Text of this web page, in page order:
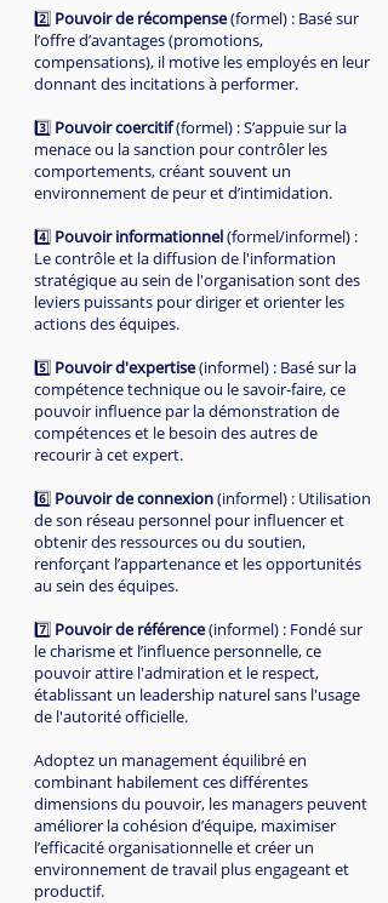
2️⃣ Pouvoir de récompense(formel) : Basé sur
l’offre d’avantages (promotions,
compensations), il motive les employés en leur
donnant des incitations à performer.
3️⃣ Pouvoir coercitif(formel) : S’appuie sur la
menace ou la sanction pour contrôler les
comportements, créant souvent un
environnement de peur et d’intimidation.
4️⃣ Pouvoir informationnel(formel/informel) :
Le contrôle et la diffusion de l'information
stratégique au sein de l'organisation sont des
leviers puissants pour diriger et orienter les
actions des équipes.
5️⃣ Pouvoir d'expertise(informel) : Basé sur la
compétence technique ou le savoir-faire, ce
pouvoir influence par la démonstration de
compétences et le besoin des autres de
recourir à cet expert.
6️⃣ Pouvoir de connexion(informel) : Utilisation
de son réseau personnel pour influencer et
obtenir des ressources ou du soutien,
renforçant l’appartenance et les opportunités
au sein des équipes.
7️⃣ Pouvoir de référence(informel) : Fondé sur
le charisme et l’influence personnelle, ce
pouvoir attire l'admiration et le respect,
établissant un leadership naturel sans l'usage
de l'autorité officielle.
Adoptez un management équilibré en
combinant habilement ces différentes
dimensions du pouvoir, les managers peuvent
améliorer la cohésion d’équipe, maximiser
l’efficacité organisationnelle et créer un
environnement de travail plus engageant et
productif.